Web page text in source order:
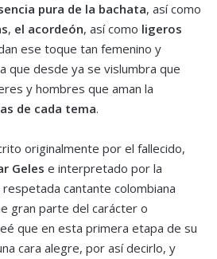
pura de la bachata, así como
, el acordeón, así como ligeros
ese toque tan femenino y
que desde ya se vislumbra que
y hombres que aman la
de cada tema.
originalmente por el fallecido,
Geles e interpretado por la
cantante colombiana
gran parte del carácter o
que en esta primera etapa de su
cara alegre, por así decirlo, y